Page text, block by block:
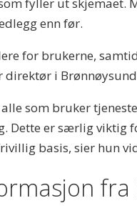
fyller ut skjemaet.
enn før.
for brukerne,
direktør i
som bruker
Dette er særlig viktig
basis, sier hun